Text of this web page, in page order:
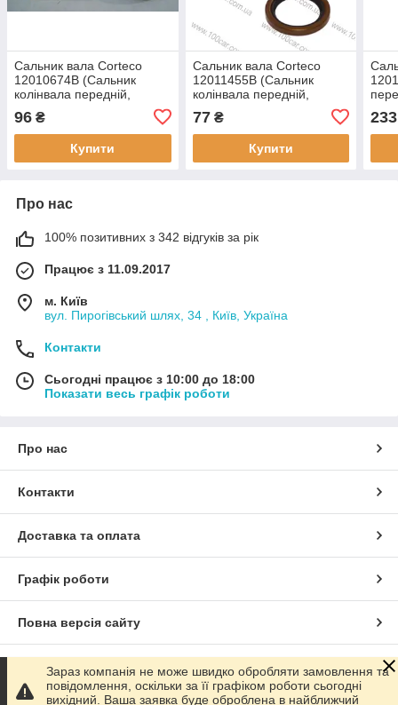
Сальник вала Corteco
12010674B (Сальник
колінвала передній,
передній, Сальник
ступінчастої КПП, Сальник
96 ₴
Купити
Сальник вала Corteco
12011455B (Сальник
колінвала передній,
Сальник первинного валу,
Сальник КПП передній),
для LADA, ВАЗ, 2105,
77₴
Купити
233
Про нас
100% позитивних з 342 відгуків за рік
Працює з 11.09.2017
м. Київ
вул. Пирогівський шлях, 34 , Київ, Україна
Контакти
Сьогодні працює з 10:00 до 18:00
Показати весь графік роботи
Про нас
Контакти
Доставка та оплата
Графік роботи
Повна версія сайту
Сайт створено на маркетплейсі Prom.ua
Зараз компанія не може швидко обробляти замовлення та
повідомлення, оскільки за її графіком роботи сьогодні
вихідний. Ваша заявка буде оброблена в найближчий